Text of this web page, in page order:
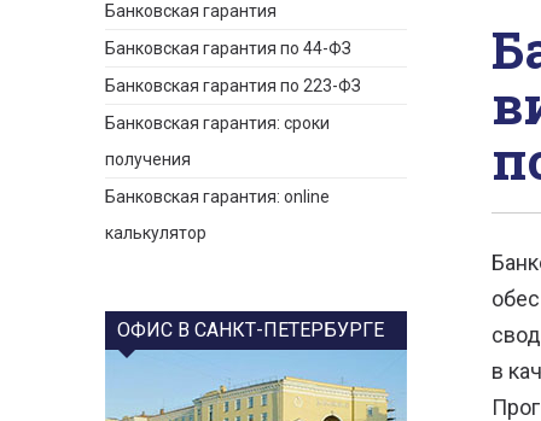
в
Банковская гарантия
Банковская гарантия по 44-ФЗ
Банковская гарантия по 223-ФЗ
Банковская гарантия: сроки
получения
Банковская гарантия: online
калькулятор
ОФИС В САНКТ-ПЕТЕРБУРГЕ